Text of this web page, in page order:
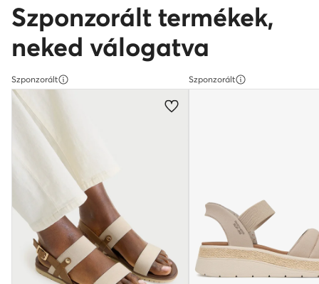
Szponzorált termékek,
neked válogatva
Szponzorált Szponzorált